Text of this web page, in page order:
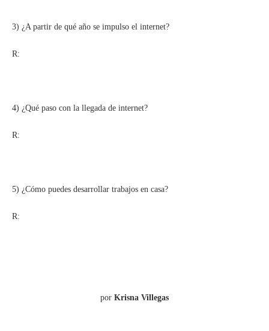
3) ¿A partir de qué año se impulso el internet?
R:
4) ¿Qué paso con la llegada de internet?
R:
5) ¿Cómo puedes desarrollar trabajos en casa?
R:
por Krisna Villegas